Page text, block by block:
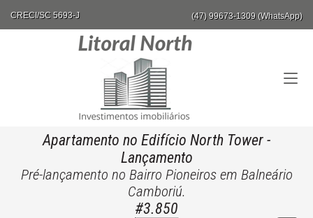
CRECI/SC 5693-J (47) 99673-1309 (WhatsApp)
Apartamento no Edifício North Tower -
Lançamento
Pré-lançamento no Bairro Pioneiros em Balneário
Camboriú.
#3.850